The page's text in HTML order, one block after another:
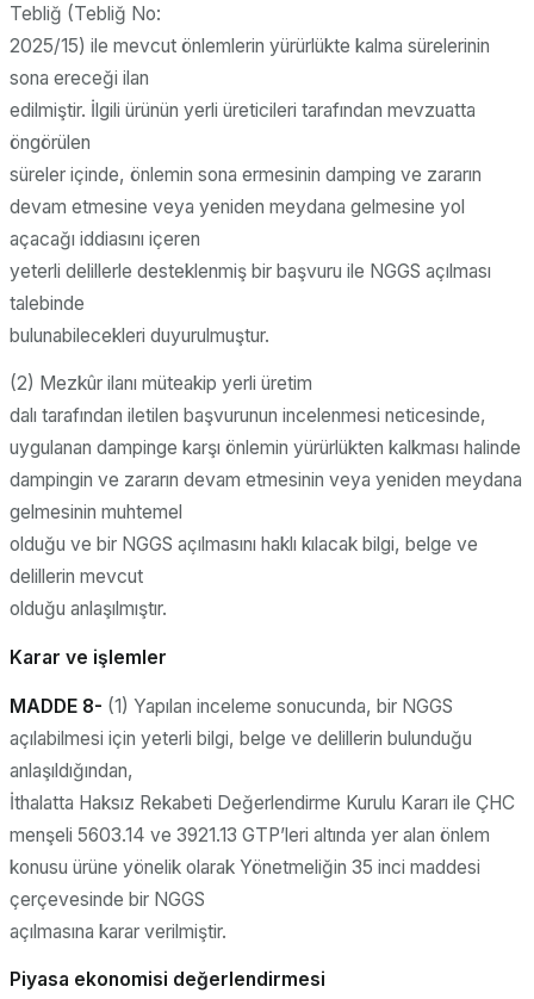
Tebliğ (Tebliğ No:
2025/15) ile mevcut önlemlerin yürürlükte kalma sürelerinin
sona ereceği ilan
edilmiştir. İlgili ürünün yerli üreticileri tarafından mevzuatta
öngörülen
süreler içinde, önlemin sona ermesinin damping ve zararın
devam etmesine veya yeniden meydana gelmesine yol
açacağı iddiasını içeren
yeterli delillerle desteklenmiş bir başvuru ile NGGS açılması
talebinde
bulunabilecekleri duyurulmuştur.
(2) Mezkûr ilanı müteakip yerli üretim
dalı tarafından iletilen başvurunun incelenmesi neticesinde,
uygulanan dampinge karşı önlemin yürürlükten kalkması halinde
dampingin ve zararın devam etmesinin veya yeniden meydana
gelmesinin muhtemel
olduğu ve bir NGGS açılmasını haklı kılacak bilgi, belge ve
delillerin mevcut
olduğu anlaşılmıştır.
Karar ve işlemler
MADDE 8- (1) Yapılan inceleme sonucunda, bir NGGS
açılabilmesi için yeterli bilgi, belge ve delillerin bulunduğu
anlaşıldığından,
İthalatta Haksız Rekabeti Değerlendirme Kurulu Kararı ile ÇHC
menşeli 5603.14 ve 3921.13 GTP’leri altında yer alan önlem
konusu ürüne yönelik olarak Yönetmeliğin 35 inci maddesi
çerçevesinde bir NGGS
açılmasına karar verilmiştir.
Piyasa ekonomisi değerlendirmesi